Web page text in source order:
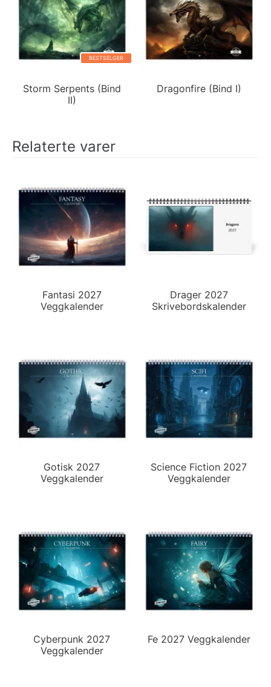
BESTSELGER
Storm Serpents (Bind
II)
Dragonfire (Bind I)
Relaterte varer
Fantasi 2027
Veggkalender
Drager 2027
Skrivebordskalender
Gotisk 2027
Veggkalender
Science Fiction 2027
Veggkalender
Cyberpunk 2027
Veggkalender
Fe 2027 Veggkalender